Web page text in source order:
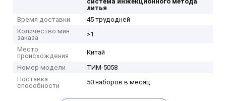
литья
Время доставки
45 трудодней
Количество мин
заказа
>1
Место
происхождения
Китай
Номер модели
ТИМ-5058
Поставка
способности
50 наборов в месяц